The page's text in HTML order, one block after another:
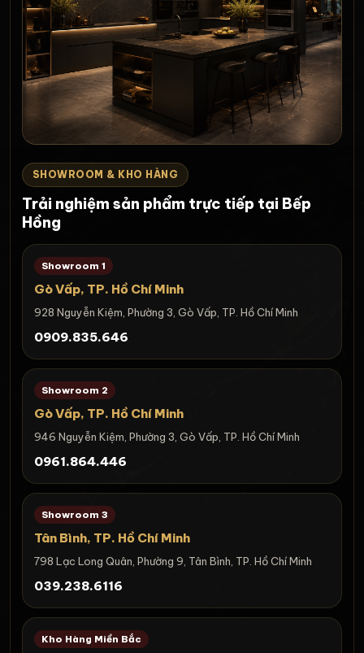
SHOWROOM & KHO HÀNG
Trải nghiệm sản phẩm trực tiếp tại Bếp
Hồng
Showroom 1
Gò Vấp, TP. Hồ Chí Minh
928 Nguyễn Kiệm, Phường 3, Gò Vấp, TP. Hồ Chí Minh
0909.835.646
Showroom 2
Gò Vấp, TP. Hồ Chí Minh
946 Nguyễn Kiệm, Phường 3, Gò Vấp, TP. Hồ Chí Minh
0961.864.446
Showroom 3
Tân Bình, TP. Hồ Chí Minh
798 Lạc Long Quân, Phường 9, Tân Bình, TP. Hồ Chí Minh
039.238.6116
Kho Hàng Miền Bắc